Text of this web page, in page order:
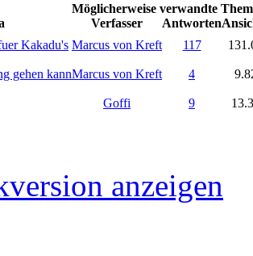
Möglicherweise verwandte
Verfasser Antworten
Kakadu's Marcus von Kreft 117
gehen kannMarcus von Kreft 4
Goffi 9
anzeigen